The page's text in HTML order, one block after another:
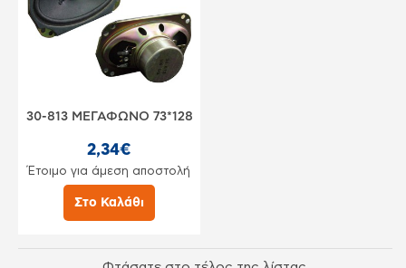
30-813 ΜΕΓΑΦΩΝΟ 73*128
2,34€
Έτοιμο για άμεση αποστολή
Στο Καλάθι